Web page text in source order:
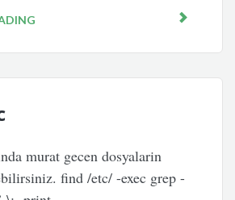
murat gecen dosyalarin
find /etc/ -exec grep -